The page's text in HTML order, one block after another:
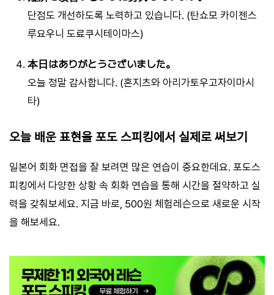
단점도 개선하도록 노력하고 있습니다. (탄쇼모 카이젠스
루요우니 도료쿠시테이마스)
本日はありがとうございました。
오늘 정말 감사합니다. (혼지츠와 아리가토우고자이마시
타)
오늘 배운 표현을 포도 스피킹에서 실제로 써보기
일본어 회화 면접을 잘 보려면 많은 연습이 중요한데요. 포도스
피킹에서 다양한 상황 속 회화 연습을 통해 시간을 절약하고 실
력을 갖춰보세요. 지금 바로, 500원 체험레슨으로 새로운 시작
을 해보세요.